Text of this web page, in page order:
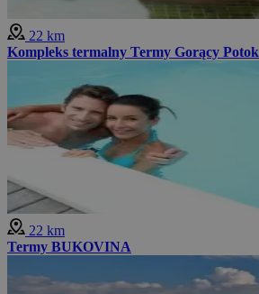
22 km
Kompleks termalny Termy Gorący Potok
22 km
Termy BUKOVINA